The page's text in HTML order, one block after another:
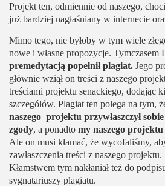
Projekt ten, odmiennie od naszego,
już bardziej nagłaśniany w internecie
Mimo tego, nie byłoby w tym wiele
nowe i własne propozycje. Tymczasem
premedytacją popełnił plagiat. Jego
głównie wziął on treści z naszego
treściami projektu senackiego, dodając
szczegółów. Plagiat ten polega na tym,
naszego projektu przywłaszczył
zgody, a ponadto my naszego
Ale on musi kłamać, że wycofaliśmy,
zawłaszczenia treści z naszego projektu.
Kłamstwem tym nakłaniał też do
sygnatariuszy plagiatu.